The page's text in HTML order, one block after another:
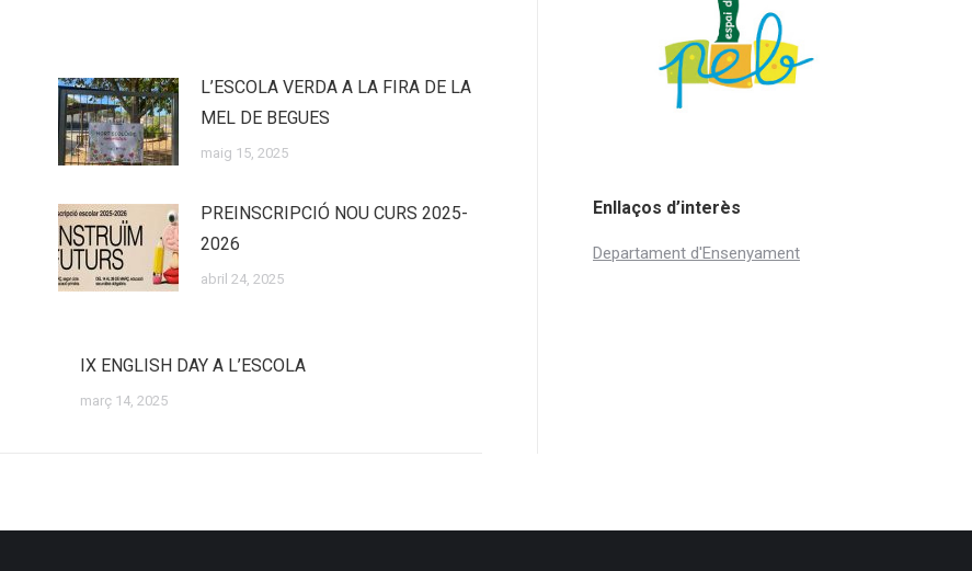
L’ESCOLA VERDA A LA FIRA DE LA
MEL DE BEGUES
maig 15, 2025
PREINSCRIPCIÓ NOU CURS 2025-
2026
abril 24, 2025
IX ENGLISH DAY A L’ESCOLA
març 14, 2025
Enllaços d’interès
Departament d'Ensenyament